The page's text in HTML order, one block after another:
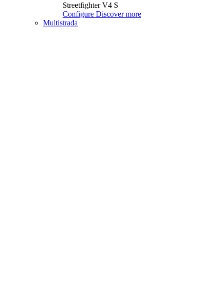
Streetfighter V4 S
Configure Discover more
Multistrada